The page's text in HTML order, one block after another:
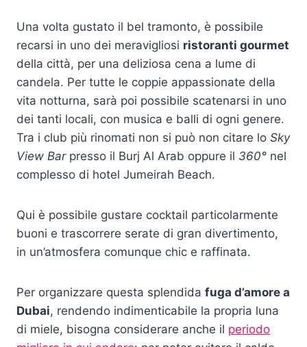
Una volta gustato il bel tramonto, è possibile
recarsi in uno dei meravigliosi ristoranti gourmet
della città, per una deliziosa cena a lume di
candela. Per tutte le coppie appassionate della
vita notturna, sarà poi possibile scatenarsi in uno
dei tanti locali, con musica e balli di ogni genere.
Tra i club più rinomati non si può non citare lo Sky
View Barpresso il Burj Al Arab oppure il 360° nel
complesso di hotel Jumeirah Beach.
Qui è possibile gustare cocktail particolarmente
buoni e trascorrere serate di gran divertimento,
in un’atmosfera comunque chic e raffinata.
Per organizzare questa splendida fuga d’amore a
Dubai, rendendo indimenticabile la propria luna
di miele, bisogna considerare anche il periodo